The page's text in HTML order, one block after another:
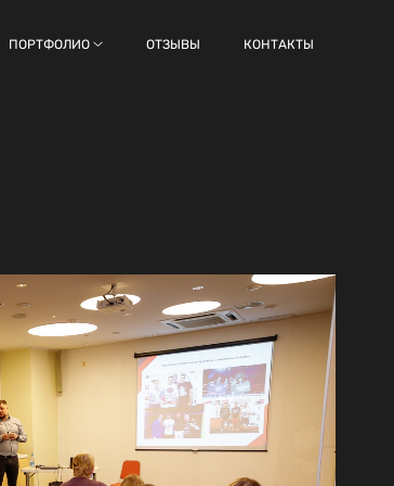
ПОРТФОЛИО ОТЗЫВЫ КОНТАКТЫ